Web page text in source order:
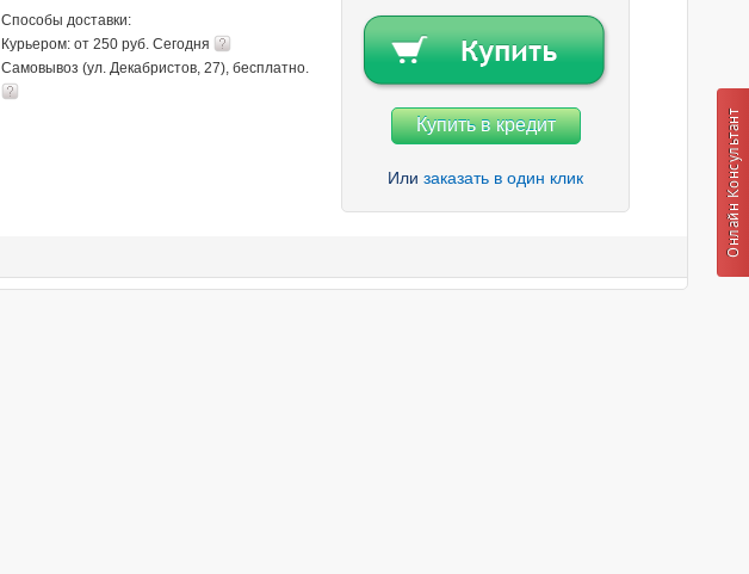
Способы доставки:
Курьером: от 250 руб. Сегодня
Самовывоз (ул. Декабристов, 27), бесплатно.
Купить в кредит
Или заказать в один клик